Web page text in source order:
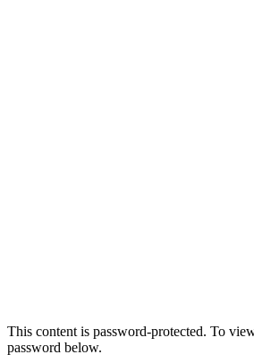
This content is password-protected. To
password below.